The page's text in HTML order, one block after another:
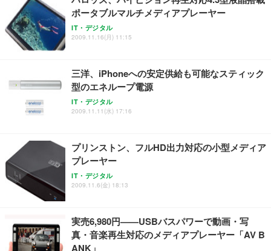
ポータブルマルチメディアプレーヤー
IT・デジタル
2009.11.16(月) 11:15
三洋、iPhoneへの安定供給も可能なスティック
型のエネループ電源
IT・デジタル
2009.11.11(水) 17:16
プリンストン、フルHD出力対応の小型メディア
プレーヤー
IT・デジタル
2009.11.6(金) 18:13
実売6,980円——USBバスパワーで動画・写
真・音楽再生対応のメディアプレーヤー「AV B
ANK」